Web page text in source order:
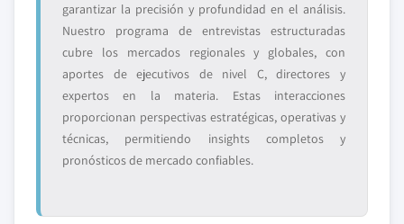
garantizar la precisión y profundidad en el análisis.
Nuestro programa de entrevistas estructuradas
cubre los mercados regionales y globales, con
aportes de ejecutivos de nivel C, directores y
expertos en la materia. Estas interacciones
proporcionan perspectivas estratégicas, operativas y
técnicas, permitiendo insights completos y
pronósticos de mercado confiables.